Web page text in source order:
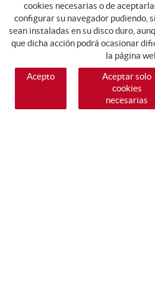
cookies necesarias o de
configurar su navegador pudiendo,
sean instaladas en su disco duro,
que dicha acción podrá ocasionar
la página
Acepto
Aceptar solo
cookies
necesarias